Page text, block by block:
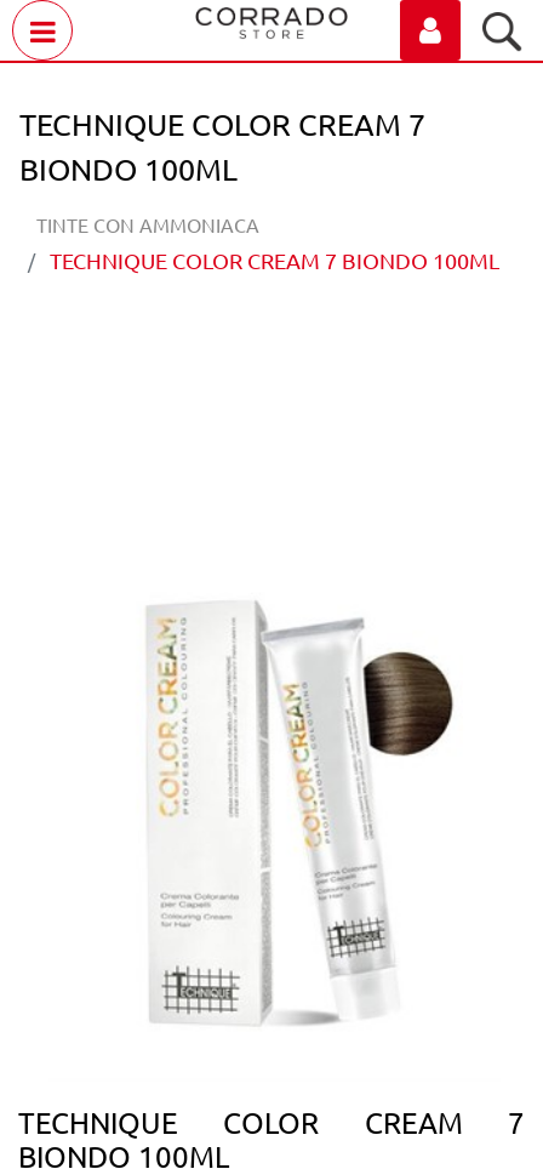
TECHNIQUE COLOR CREAM 7
BIONDO 100ML
TINTE CON AMMONIACA
TECHNIQUE COLOR CREAM 7 BIONDO 100ML
TECHNIQUE COLOR CREAM 7
BIONDO 100ML